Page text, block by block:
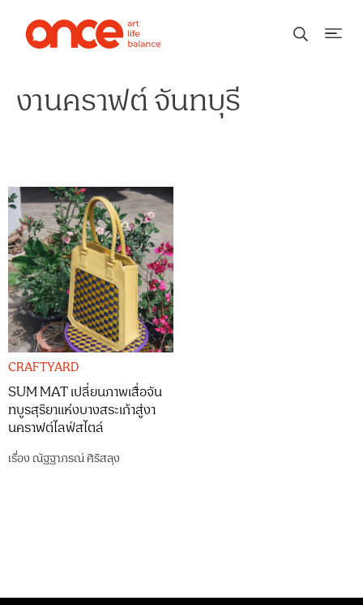
งานคราฟต์ จันทบุรี
CRAFTYARD
SUM MAT เปลี่ยนภาพเสื่อจัน
ทบูรสุริยาแห่งบางสระเก้าสู่งา
นคราฟต์ไลฟ์สไตล์
เรื่องณัฐฐาภรณ์ ศิริสลุง